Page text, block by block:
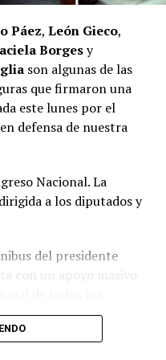
dice el documento
para garantizar que
Audiovisuales
y mantenga
de Fomento
la Música (
más eficiente”, se
para elINAMUy la
al 20% de los
disponibles, evitando
el respaldo
el proyecto
Páez,León Gieco,
Borgesy
son algunas de las
que firmaron una
este lunes por el
defensa de nuestra
Nacional. La
a los diputados y
del presidente
con un apoyo masivo